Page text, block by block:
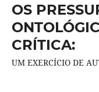
OS
CRÍTICA:
UM EXERCÍCIO DE